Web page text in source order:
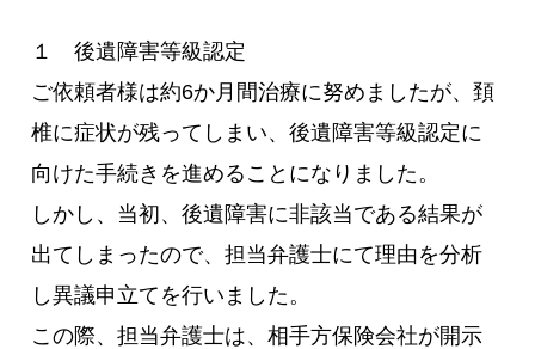
１ 後遺障害等級認定
ご依頼者様は約6か月間治療に努めましたが、頚
椎に症状が残ってしまい、後遺障害等級認定に
向けた手続きを進めることになりました。
しかし、当初、後遺障害に非該当である結果が
出てしまったので、担当弁護士にて理由を分析
し異議申立てを行いました。
この際、担当弁護士は、相手方保険会社が開示